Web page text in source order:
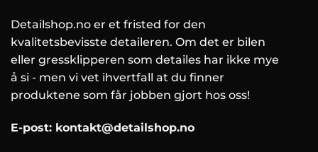
Detailshop.no er et fristed for den
kvalitetsbevisste detaileren. Om det er bilen
eller gressklipperen som detailes har ikke mye
å si - men vi vet ihvertfall at du finner
produktene som får jobben gjort hos oss!
E-post: kontakt@detailshop.no